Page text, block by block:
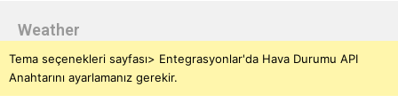
Weather
Tema seçenekleri sayfası> Entegrasyonlar'da Hava Durumu API
Anahtarını ayarlamanız gerekir.